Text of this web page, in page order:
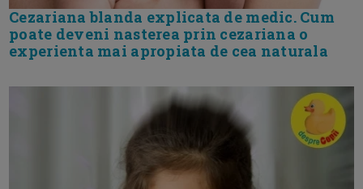
Cezariana blanda explicata de medic. Cum
poate deveni nasterea prin cezariana o
experienta mai apropiata de cea naturala